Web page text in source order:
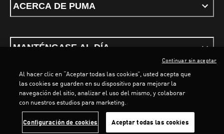
ACERCA DE PUMA
MANTÉNGASE AL DÍA
Términos y CondicionesPolítica de privacidad
PUMA, 2026. Todos los derechos reservados
Al hacer clic en “Aceptar todas las cookies”, usted acepta que
las cookies se guarden en su dispositivo para mejorar la
navegación del sitio, analizar el uso del mismo, y colaborar
con nuestros estudios para marketing.
Configuración de cookies Aceptar todas las cookies
Continuar sin aceptar